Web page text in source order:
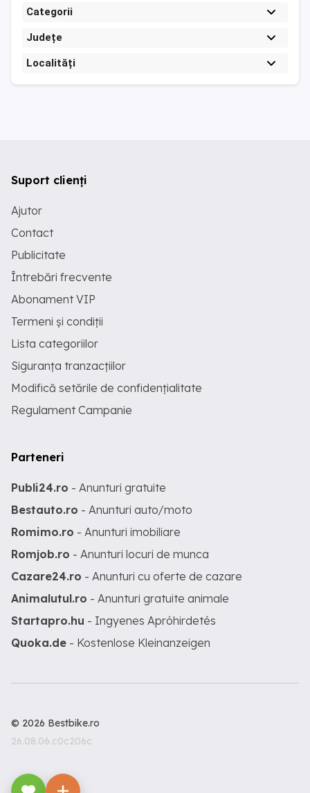
Categorii
Județe
Localități
Suport clienți
Ajutor
Contact
Publicitate
Întrebări frecvente
Abonament VIP
Termeni și condiții
Lista categoriilor
Siguranța tranzacțiilor
Modifică setările de confidențialitate
Regulament Campanie
Parteneri
Publi24.ro - Anunturi gratuite
Bestauto.ro - Anunturi auto/moto
Romimo.ro - Anunturi imobiliare
Romjob.ro - Anunturi locuri de munca
Cazare24.ro - Anunturi cu oferte de cazare
Animalutul.ro - Anunturi gratuite animale
Startapro.hu - Ingyenes Apróhirdetés
Quoka.de - Kostenlose Kleinanzeigen
© 2026 Bestbike.ro
26.08.06.c0c206c